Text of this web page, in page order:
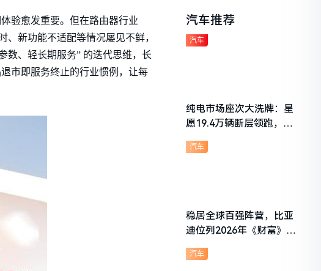
验愈发重要。但在路由器行业
新功能不适配等情况屡见不鲜，
数、轻长期服务” 的迭代思维，长
市即服务终止的行业惯例，让每
守门员
汽车推荐
纯电市场座次大洗牌：星
愿19.4万辆断层领跑，理
想i6成最强黑马
汽车
稳居全球百强阵营，比亚
迪位列2026年《财富》世
汽车
汽车